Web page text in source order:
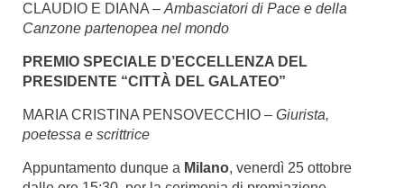
CLAUDIO E DIANA – Ambasciatori di Pace e della
Canzone partenopea nel mondo
PREMIO SPECIALE D’ECCELLENZA DEL
PRESIDENTE “CITTÀ DEL GALATEO”
MARIA CRISTINA PENSOVECCHIO – Giurista,
poetessa e scrittrice
Appuntamento dunque a Milano, venerdì 25 ottobre